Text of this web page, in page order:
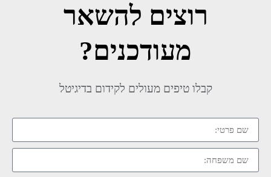
רוצים להשאר
מעודכנים?
קבלו טיפים מעולים לקידום בדיגיטל